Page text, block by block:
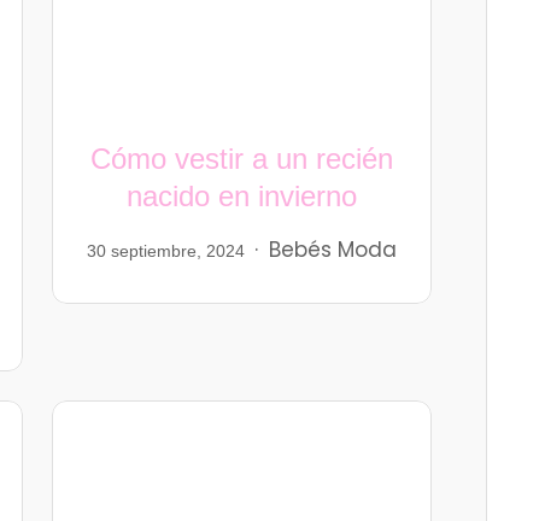
Cómo vestir a un recién
nacido en invierno
30 septiembre, 2024 Bebés Moda